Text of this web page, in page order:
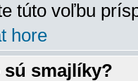
túto voľbu
hore
sú smajlíky?